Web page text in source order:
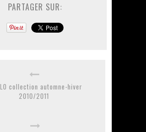
PARTAGER SUR:
collection automne-hiver
2010/2011